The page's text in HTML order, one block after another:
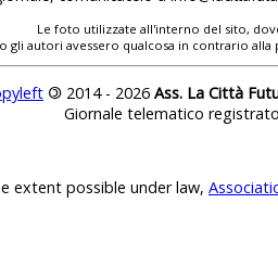
Le foto utilizzate all'interno del sito,
gli autori avessero qualcosa in contrario
© 2014 - 2026 Ass. La Città
Giornale telematico
extent possible under law,